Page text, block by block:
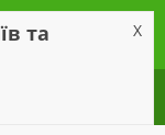
та X